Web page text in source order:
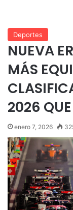
Deportes
NUEVA
MÁS
2026
enero 7, 2026